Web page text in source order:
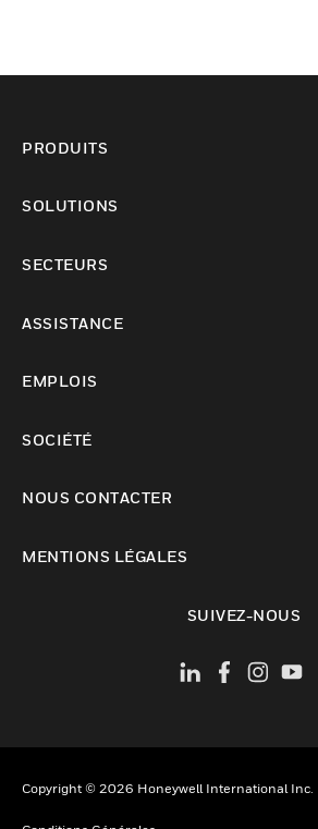
PRODUITS
SOLUTIONS
SECTEURS
ASSISTANCE
EMPLOIS
SOCIÉTÉ
NOUS CONTACTER
MENTIONS LÉGALES
SUIVEZ-NOUS
Copyright © 2026 Honeywell International Inc.